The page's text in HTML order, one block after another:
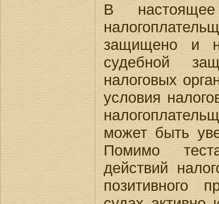
В
защищено и
судебной
налоговых
условия
может быть
Помимо
действий
позитивного